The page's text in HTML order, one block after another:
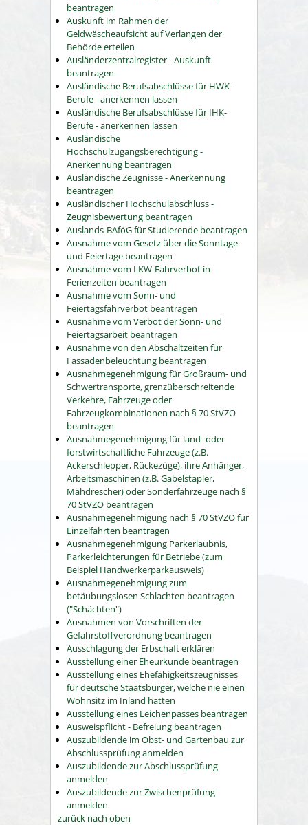
beantragen
Auskunft im Rahmen der
Geldwäscheaufsicht auf Verlangen der
Behörde erteilen
Ausländerzentralregister - Auskunft
beantragen
Ausländische Berufsabschlüsse für HWK-
Berufe - anerkennen lassen
Ausländische Berufsabschlüsse für IHK-
Berufe - anerkennen lassen
Ausländische
Hochschulzugangsberechtigung -
Anerkennung beantragen
Ausländische Zeugnisse - Anerkennung
beantragen
Ausländischer Hochschulabschluss -
Zeugnisbewertung beantragen
Auslands-BAföG für Studierende beantragen
Ausnahme vom Gesetz über die Sonntage
und Feiertage beantragen
Ausnahme vom LKW-Fahrverbot in
Ferienzeiten beantragen
Ausnahme vom Sonn- und
Feiertagsfahrverbot beantragen
Ausnahme vom Verbot der Sonn- und
Feiertagsarbeit beantragen
Ausnahme von den Abschaltzeiten für
Fassadenbeleuchtung beantragen
Ausnahmegenehmigung für Großraum- und
Schwertransporte, grenzüberschreitende
Verkehre, Fahrzeuge oder
Fahrzeugkombinationen nach § 70 StVZO
beantragen
Ausnahmegenehmigung für land- oder
forstwirtschaftliche Fahrzeuge (z.B.
Ackerschlepper, Rückezüge), ihre Anhänger,
Arbeitsmaschinen (z.B. Gabelstapler,
Mähdrescher) oder Sonderfahrzeuge nach §
70 StVZO beantragen
Ausnahmegenehmigung nach § 70 StVZO für
Einzelfahrten beantragen
Ausnahmegenehmigung Parkerlaubnis,
Parkerleichterungen für Betriebe (zum
Beispiel Handwerkerparkausweis)
Ausnahmegenehmigung zum
betäubungslosen Schlachten beantragen
("Schächten")
Ausnahmen von Vorschriften der
Gefahrstoffverordnung beantragen
Ausschlagung der Erbschaft erklären
Ausstellung einer Eheurkunde beantragen
Ausstellung eines Ehefähigkeitszeugnisses
für deutsche Staatsbürger, welche nie einen
Wohnsitz im Inland hatten
Ausstellung eines Leichenpasses beantragen
Ausweispflicht - Befreiung beantragen
Auszubildende im Obst- und Gartenbau zur
Abschlussprüfung anmelden
Auszubildende zur Abschlussprüfung
anmelden
Auszubildende zur Zwischenprüfung
anmelden
zurück nach oben